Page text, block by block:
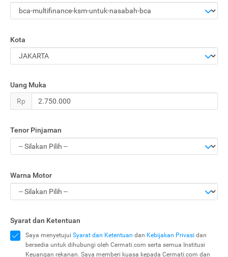
Kota
Uang Muka
Rp
Tenor Pinjaman
Warna Motor
Syarat dan Ketentuan
Saya menyetujui Syarat dan Ketentuan dan Kebijakan Privasi dan
bersedia untuk dihubungi oleh Cermati.com serta semua Institusi
Keuangan rekanan. Saya memberi kuasa kepada Cermati.com dan